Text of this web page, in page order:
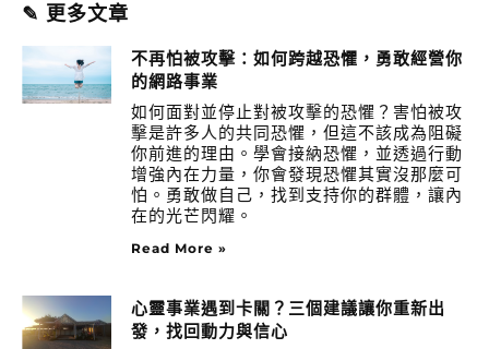
✎ 更多文章
不再怕被攻擊：如何跨越恐懼，勇敢經營你
的網路事業
如何面對並停止對被攻擊的恐懼？害怕被攻
擊是許多人的共同恐懼，但這不該成為阻礙
你前進的理由。學會接納恐懼，並透過行動
增強內在力量，你會發現恐懼其實沒那麼可
怕。勇敢做自己，找到支持你的群體，讓內
在的光芒閃耀。
Read More »
心靈事業遇到卡關？三個建議讓你重新出
發，找回動力與信心